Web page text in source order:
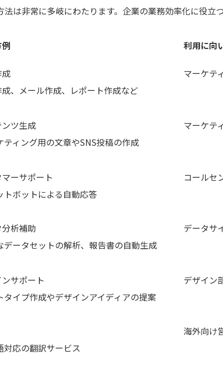
法は非常に多岐にわたります。企業の業務効率化に役立
利用に向
、メール作成、レポート作成など
マーケテ
ツ生成
ティング用の文章やSNS投稿の作成
マーケテ
ーサポート
トボットによる自動応答
コールセ
析補助
データセットの解析、報告書の自動生成
データサ
サポート
タイプ作成やデザインアイディアの提案
デザイン
対応の翻訳サービス
海外向け